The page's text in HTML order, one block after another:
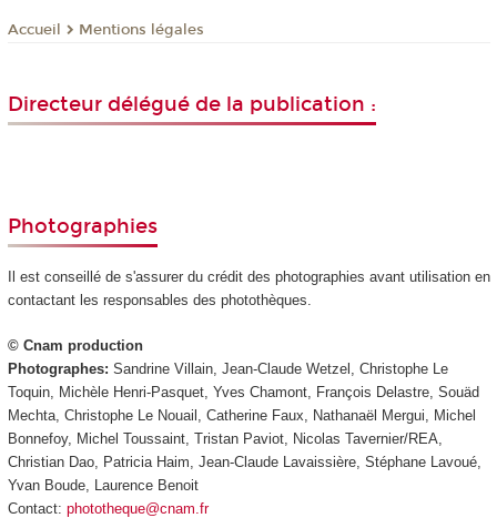
Accueil Mentions légales
Directeur délégué de la publication :
Photographies
Il est conseillé de s'assurer du crédit des photographies avant utilisation en
contactant les responsables des photothèques.
© Cnam production
Photographes: Sandrine Villain, Jean-Claude Wetzel, Christophe Le
Toquin, Michèle Henri-Pasquet, Yves Chamont, François Delastre, Souäd
Mechta, Christophe Le Nouail, Catherine Faux, Nathanaël Mergui, Michel
Bonnefoy, Michel Toussaint, Tristan Paviot, Nicolas Tavernier/REA,
Christian Dao, Patricia Haim, Jean-Claude Lavaissière, Stéphane Lavoué,
Yvan Boude, Laurence Benoit
Contact: phototheque@cnam.fr